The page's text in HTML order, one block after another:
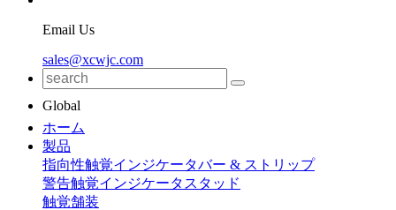
Email Us
sales@xcwjc.com
Global
ホーム
製品
指向性触覚インジケータバー & ストリップ
警告触覚インジケータスタッド
触覚舗装